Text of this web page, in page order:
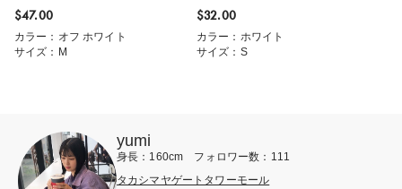
$‌47.00
カラー：オフ ホワイト
サイズ：M
$‌32.00
カラー：ホワイト
サイズ：S
yumi
身長：160cm フォロワー数：111
タカシマヤゲートタワーモール